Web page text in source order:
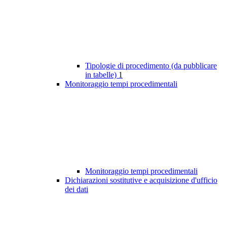
Tipologie di procedimento (da pubblicare
in tabelle) 1
Monitoraggio tempi procedimentali
Monitoraggio tempi procedimentali
Dichiarazioni sostitutive e acquisizione d'ufficio
dei dati